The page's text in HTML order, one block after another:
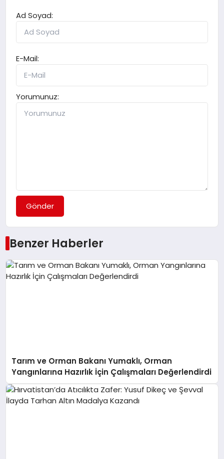
Ad Soyad:
E-Mail:
Yorumunuz:
Gönder
Benzer Haberler
Tarım ve Orman Bakanı Yumaklı, Orman
Yangınlarına Hazırlık İçin Çalışmaları Değerlendirdi